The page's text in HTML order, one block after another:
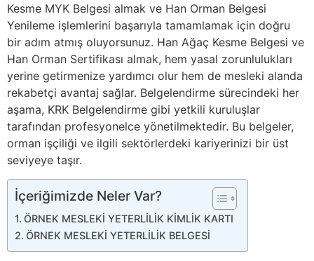
Kesme MYK Belgesi almak ve Han Orman Belgesi
Yenileme işlemlerini başarıyla tamamlamak için doğru
bir adım atmış oluyorsunuz. Han Ağaç Kesme Belgesi ve
Han Orman Sertifikası almak, hem yasal zorunlulukları
yerine getirmenize yardımcı olur hem de mesleki alanda
rekabetçi avantaj sağlar. Belgelendirme sürecindeki her
aşama, KRK Belgelendirme gibi yetkili kuruluşlar
tarafından profesyonelce yönetilmektedir. Bu belgeler,
orman işçiliği ve ilgili sektörlerdeki kariyerinizi bir üst
seviyeye taşır.
İçeriğimizde Neler Var?
ÖRNEK MESLEKİ YETERLİLİK KİMLİK KARTI
ÖRNEK MESLEKİ YETERLİLİK BELGESİ